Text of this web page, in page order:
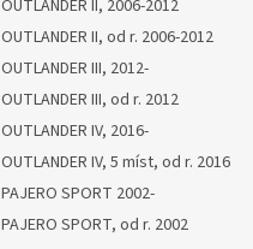
OUTLANDER II, 2006-2012
OUTLANDER II, od r. 2006-2012
OUTLANDER III, 2012-
OUTLANDER III, od r. 2012
OUTLANDER IV, 2016-
OUTLANDER IV, 5 míst, od r. 2016
PAJERO SPORT 2002-
PAJERO SPORT, od r. 2002